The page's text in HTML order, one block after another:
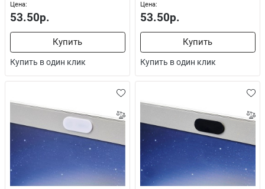
Цена:
53.50р.
Купить
Купить в один клик
Цена:
53.50р.
Купить
Купить в один клик